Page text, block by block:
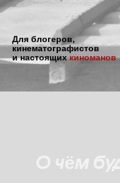
Для блогеров,
кинематографистов
и настоящихкиноманов